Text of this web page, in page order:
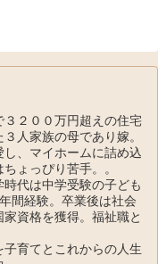
２００万円超えの住宅
人家族の母であり嫁。
、マイホームに詰め込
ょっぴり苦手。。
代は中学受験の子ども
間経験。卒業後は社会
資格を獲得。福祉職と
育てとこれからの人生